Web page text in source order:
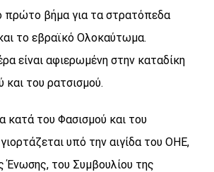
πρώτο βήμα για τα στρατόπεδα
το εβραϊκό Ολοκαύτωμα.
είναι αφιερωμένη στην καταδίκη
και του ρατσισμού.
κατά του Φασισμού και του
υπό την αιγίδα του ΟΗΕ,
Ένωσης, του Συμβουλίου της